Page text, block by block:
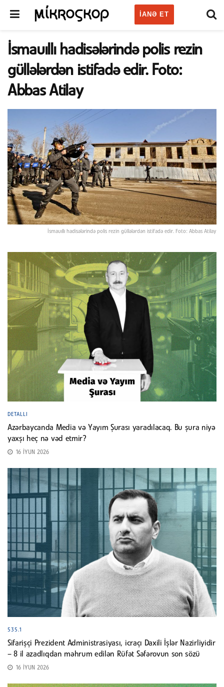
IANƏ ET
İsmauıllı hadisələrində polis rezin
güllələrdən istifadə edir. Foto:
Abbas Atilay
İsmauıllı hadisələrində polis rezin güllələrdən istifadə edir. Foto: Abbas Atilay
DETALLI
Azərbaycanda Media və Yayım Şurası yaradılacaq. Bu şura niyə
yaxşı heç nə vəd etmir?
16 İYUN 2026
535.1
Sifarişçi Prezident Administrasiyası, icraçı Daxili İşlər Nazirliyidir
– 8 il azadlıqdan məhrum edilən Rüfət Səfərovun son sözü
16 İYUN 2026